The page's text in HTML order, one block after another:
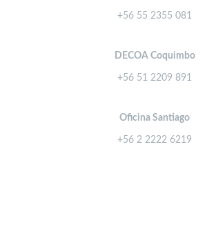
+56 55 2355 081
DECOA Coquimbo
+56 51 2209 891
Oficina Santiago
+56 2 2222 6219